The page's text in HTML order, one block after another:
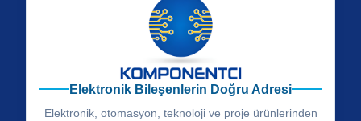
Elektronik Bileşenlerin Doğru Adresi
Elektronik, otomasyon, teknoloji ve proje ürünlerinden